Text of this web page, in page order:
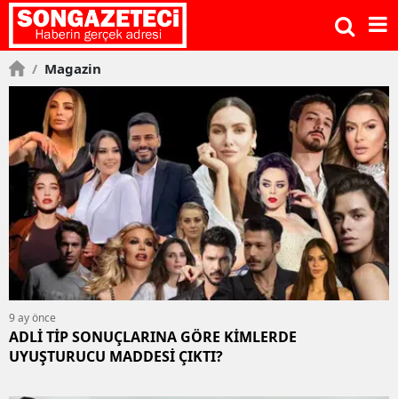
/ Magazin
9 ay önce
ADLİ TİP SONUÇLARINA GÖRE KİMLERDE
UYUŞTURUCU MADDESİ ÇIKTI?